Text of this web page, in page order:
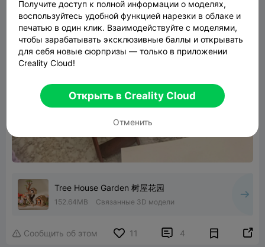
Tree House Garden 树屋花园
152.64MB Связанные 3D модели
 Сообщить об этом 11  4 
Получите доступ к полной информации о моделях,
воспользуйтесь удобной функцией нарезки в облаке и
печатью в один клик. Взаимодействуйте с моделями,
чтобы зарабатывать эксклюзивные баллы и открывать
для себя новые сюрпризы — только в приложении
Creality Cloud!
Открыть в Creality Cloud
Отменить